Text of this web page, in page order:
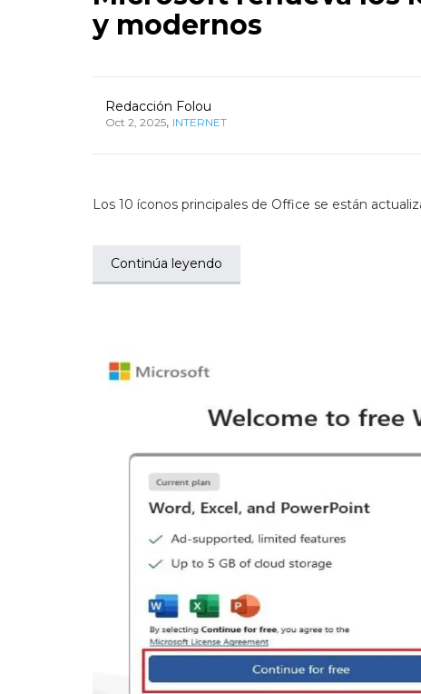
y modernos
Redacción Folou
Oct 2, 2025, INTERNET
Los 10 íconos principales de Office se están
Continúa leyendo